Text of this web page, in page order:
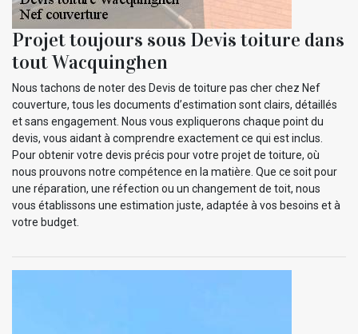
Projet toujours sous Devis toiture dans
tout Wacquinghen
Nous tachons de noter des Devis de toiture pas cher chez Nef
couverture, tous les documents d’estimation sont clairs, détaillés
et sans engagement. Nous vous expliquerons chaque point du
devis, vous aidant à comprendre exactement ce qui est inclus.
Pour obtenir votre devis précis pour votre projet de toiture, où
nous prouvons notre compétence en la matière. Que ce soit pour
une réparation, une réfection ou un changement de toit, nous
vous établissons une estimation juste, adaptée à vos besoins et à
votre budget.